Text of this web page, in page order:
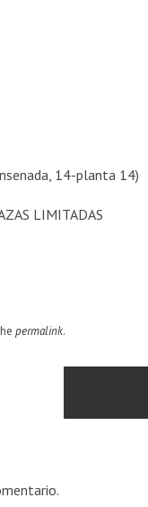
14-planta 14)
LIMITADAS
permalink.